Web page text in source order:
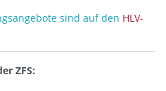
sind auf den HLV-
ZFS: